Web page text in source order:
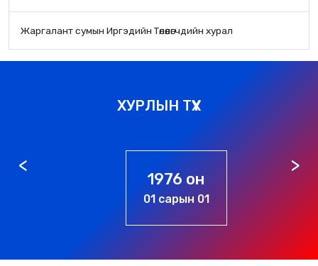
Жаргалант сумын Иргэдийн Төлөөлөгчдийн хурал
ХУРЛЫН ТҮҮХ
1976 он
01 сарын 01